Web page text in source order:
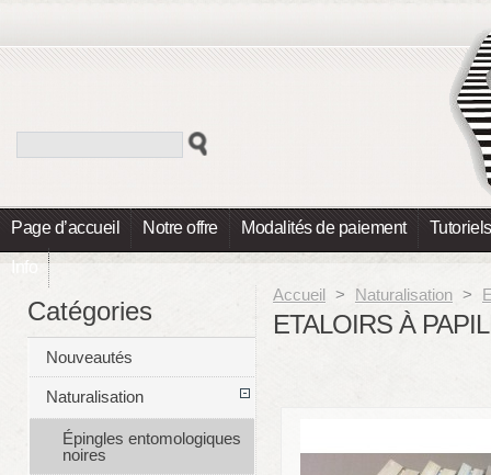
Page d’accueil Notre offre Modalités de paiement Tutoriels
Info
Accueil > Naturalisation >
ETALOIRS À
Catégories
Nouveautés
Naturalisation
Épingles entomologiques
noires